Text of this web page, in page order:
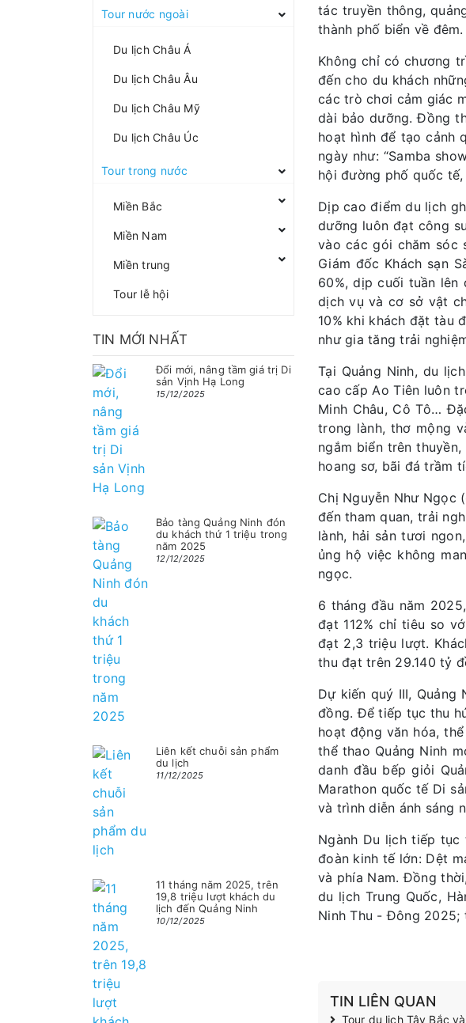
Tour nước ngoài
Du lịch Châu Á
Du lịch Châu Âu
Du lịch Châu Mỹ
Du lịch Châu Úc
Tour trong nước
Miền Bắc
Miền Nam
Miền trung
Tour lễ hội
TIN MỚI NHẤT
Đổi mới, nâng tầm giá trị Di
sản Vịnh Hạ Long
15/12/2025
Bảo tàng Quảng Ninh đón
du khách thứ 1 triệu trong
năm 2025
12/12/2025
Liên kết chuỗi sản phẩm
du lịch
11/12/2025
11 tháng năm 2025, trên
19,8 triệu lượt khách du
lịch đến Quảng Ninh
10/12/2025
tác truyền thông,
thành phố biển về đêm.
Không chỉ có chương
đến cho du khách
các trò chơi cảm giác
dài bảo dưỡng. Đồng
hoạt hình để tạo cảnh
ngày như: “Samba
hội đường phố quốc
Dịp cao điểm du lịch
dưỡng luôn đạt công
vào các gói chăm sóc
Giám đốc Khách sạn
60%, dịp cuối tuần lên
dịch vụ và cơ sở vật
10% khi khách đặt tàu
như gia tăng trải
Tại Quảng Ninh, du
cao cấp Ao Tiên luôn
Minh Châu, Cô Tô…
trong lành, thơ mộng
ngắm biển trên
hoang sơ, bãi đá trầm
Chị Nguyễn Như Ngọc
đến tham quan, trải
lành, hải sản tươi
ủng hộ việc không
ngọc.
6 tháng đầu năm
đạt 112% chỉ tiêu so
đạt 2,3 triệu lượt.
thu đạt trên 29.140 tỷ
Dự kiến quý III,
đồng. Để tiếp tục thu
hoạt động văn hóa,
thể thao Quảng Ninh
danh đầu bếp giỏi
Marathon quốc tế Di
và trình diễn ánh sáng
Ngành Du lịch tiếp
đoàn kinh tế lớn: Dệt
và phía Nam. Đồng
du lịch Trung Quốc,
Ninh Thu - Đông 2025;
TIN LIÊN QUAN
Tour du lịch Tây Bắc